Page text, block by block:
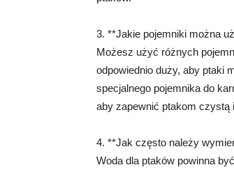
3. **Jakie pojemniki można
Możesz użyć różnych
odpowiednio duży, aby ptaki
specjalnego pojemnika do
aby zapewnić ptakom czystą
4. **Jak często należy
Woda dla ptaków powinna